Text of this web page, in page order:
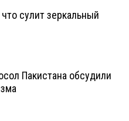
сулит зеркальный
Пакистана обсудили